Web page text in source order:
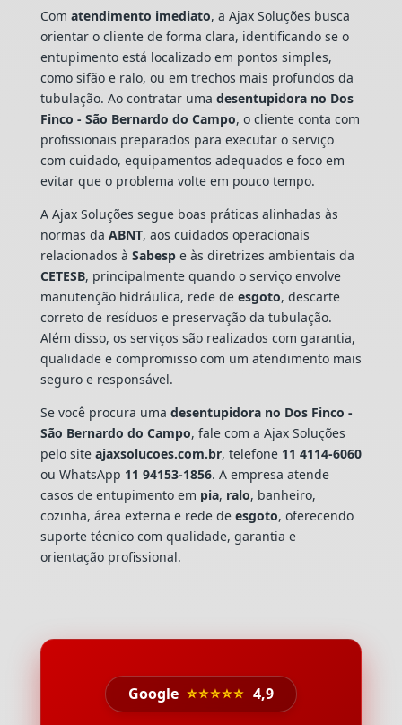
Com atendimento imediato, a Ajax Soluções busca
orientar o cliente de forma clara, identificando se o
entupimento está localizado em pontos simples,
como sifão e ralo, ou em trechos mais profundos da
tubulação. Ao contratar uma desentupidora no Dos
Finco - São Bernardo do Campo, o cliente conta com
profissionais preparados para executar o serviço
com cuidado, equipamentos adequados e foco em
evitar que o problema volte em pouco tempo.
A Ajax Soluções segue boas práticas alinhadas às
normas da ABNT, aos cuidados operacionais
relacionados à Sabespe às diretrizes ambientais da
CETESB, principalmente quando o serviço envolve
manutenção hidráulica, rede de esgoto, descarte
correto de resíduos e preservação da tubulação.
Além disso, os serviços são realizados com garantia,
qualidade e compromisso com um atendimento mais
seguro e responsável.
Se você procura uma desentupidora no Dos Finco -
São Bernardo do Campo, fale com a Ajax Soluções
pelo site ajaxsolucoes.com.br, telefone 11 4114-6060
ou WhatsApp 11 94153-1856. A empresa atende
casos de entupimento em pia, ralo, banheiro,
cozinha, área externa e rede de esgoto, oferecendo
suporte técnico com qualidade, garantia e
orientação profissional.
Google ⭐⭐⭐⭐⭐ 4,9